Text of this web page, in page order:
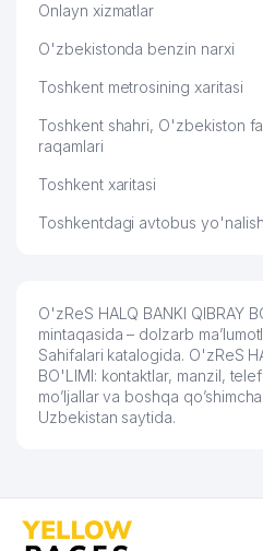
Onlayn xizmatlar
O'zbekistonda benzin narxi
Toshkent metrosining xaritasi
Toshkent shahri, O'zbekiston
raqamlari
Toshkent xaritasi
Toshkentdagi avtobus
O'zReS HALQ BANKI QIBRAY
mintaqasida – dolzarb
Sahifalari katalogida. O'zReS
BO'LIMI: kontaktlar, manzil,
mo’ljallar va boshqa
Uzbekistan saytida.